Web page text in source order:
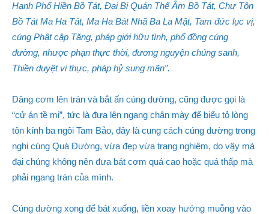
Hạnh Phổ Hiền Bồ Tát, Đại Bi Quán Thế Âm Bồ Tát, Chư Tôn
Bồ Tát Ma Ha Tát, Ma Ha Bát Nhã Ba La Mật, Tam đức lục vị,
cúng Phật cập Tăng, pháp giới hữu tình, phổ đồng cúng
dường, nhược phạn thực thời, đương nguyện chúng sanh,
Thiền duyệt vi thực, pháp hỷ sung mãn”.
Dâng cơm lên trán và bắt ấn cúng dường, cũng được gọi là
“cử án tề mi”, tức là đưa lên ngang chân mày để biểu tỏ lòng
tôn kính ba ngôi Tam Bảo, đây là cung cách cúng dường trong
nghi cúng Quá Đường, vừa đẹp vừa trang nghiêm, do vậy mà
đại chúng không nên đưa bát cơm quá cao hoặc quá thấp mà
phải ngang trán của mình.
Cúng dường xong để bát xuống, liền xoay hướng muỗng vào